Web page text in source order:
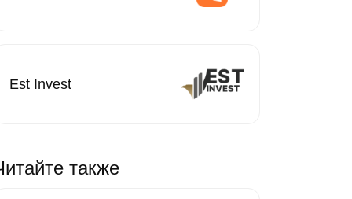
Est Invest
также